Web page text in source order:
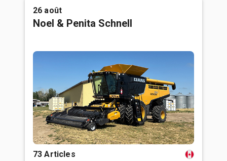
26 août
Noel & Penita Schnell
73 Articles